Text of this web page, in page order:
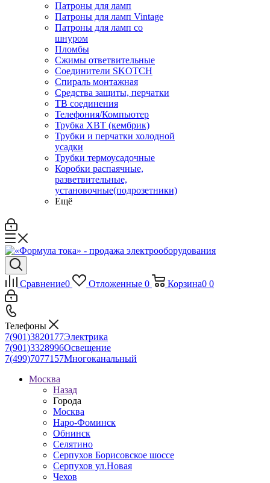
Патроны для ламп
Патроны для ламп Vintage
Патроны для ламп со
шнуром
Пломбы
Сжимы ответвительные
Соединители SKOTCH
Спираль монтажная
Средства защиты, перчатки
ТВ соединения
Телефония/Компьютер
Трубка ХВТ (кембрик)
Трубки и перчатки холодной
усадки
Трубки термоусадочные
Коробки распаячные,
разветвительные,
установочные(подрозетники)
Ещё
Сравнение0 Отложенные 0 Корзина0 0
Телефоны
7(901)3820177Электрика
7(901)3328996Освещение
7(499)7077157Многоканальный
Москва
Назад
Города
Москва
Наро-Фоминск
Обнинск
Селятино
Серпухов Борисовское шоссе
Серпухов ул.Новая
Чехов